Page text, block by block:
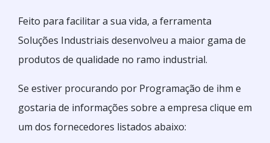
Feito para facilitar a sua vida, a ferramenta
Soluções Industriais desenvolveu a maior gama de
produtos de qualidade no ramo industrial.
Se estiver procurando por Programação de ihm e
gostaria de informações sobre a empresa clique em
um dos fornecedores listados abaixo: